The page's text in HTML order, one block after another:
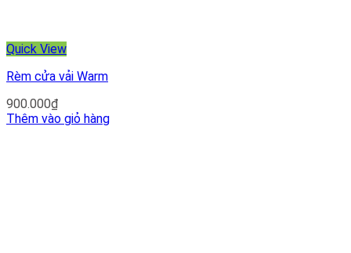
Quick View
Rèm cửa vải Warm
900.000₫
Thêm vào giỏ hàng